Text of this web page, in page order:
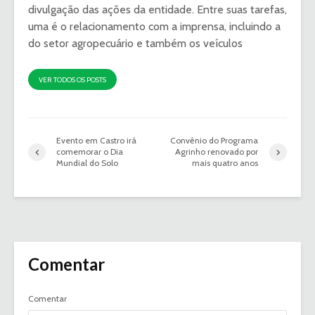
divulgação das ações da entidade. Entre suas tarefas,
uma é o relacionamento com a imprensa, incluindo a
do setor agropecuário e também os veículos
VER TODOS OS POSTS
Evento em Castro irá
comemorar o Dia
Mundial do Solo
Convênio do Programa
Agrinho renovado por
mais quatro anos
Comentar
Comentar